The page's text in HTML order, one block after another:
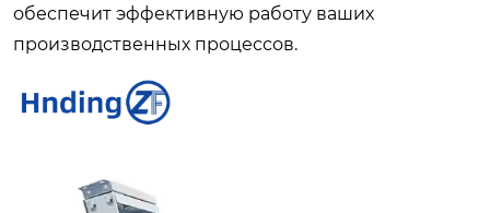
обеспечит эффективную работу ваших
производственных процессов.